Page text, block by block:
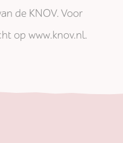
de KNOV. Voor
op www.knov.nl.